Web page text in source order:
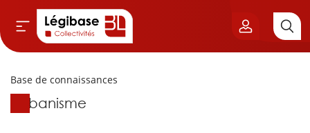
& Cimetières
Base de connaissances
Base de connaissances
Urbanisme